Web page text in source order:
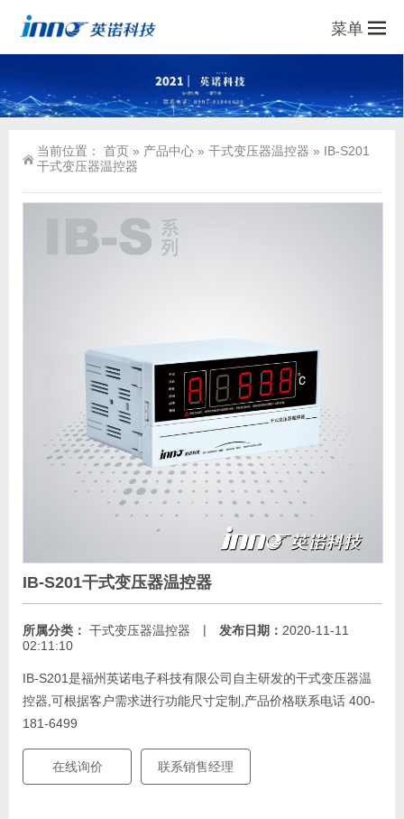
菜单
当前位置： 首页 » 产品中心 » 干式变压器温控器 » IB-S201
干式变压器温控器
IB-S201干式变压器温控器
所属分类： 干式变压器温控器 | 发布日期： 2020-11-11
02:11:10
IB-S201是福州英诺电子科技有限公司自主研发的干式变压器温
控器,可根据客户需求进行功能尺寸定制,产品价格联系电话 400-
181-6499
在线询价 联系销售经理